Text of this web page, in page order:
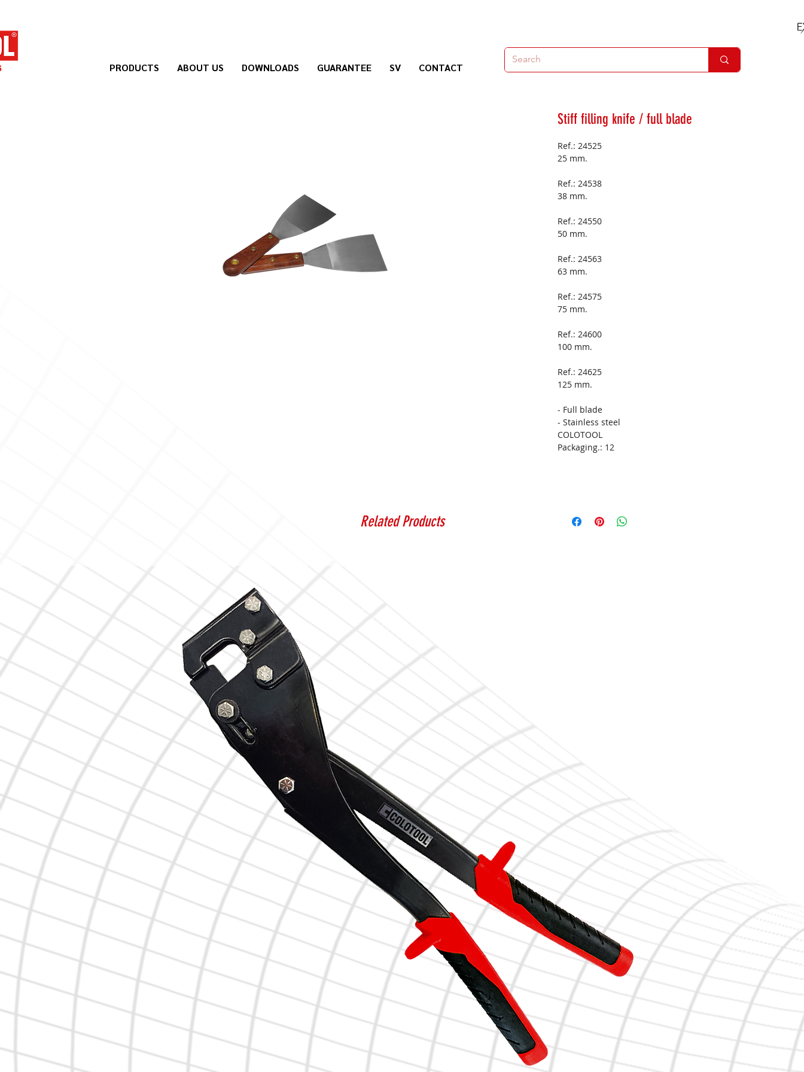
Nogosa Soluciones Constructivas
PRODUCTS ABOUT US DOWNLOADS GUARANTEE SV CONTACT
Stiff filling knife / full blade
Ref.: 24525
25 mm.
Ref.: 24538
38 mm.
Ref.: 24550
50 mm.
Ref.: 24563
63 mm.
Ref.: 24575
75 mm.
Ref.: 24600
100 mm.
Ref.: 24625
125 mm.
- Full blade
- Stainless steel
COLOTOOL
Packaging.: 12
Related Products